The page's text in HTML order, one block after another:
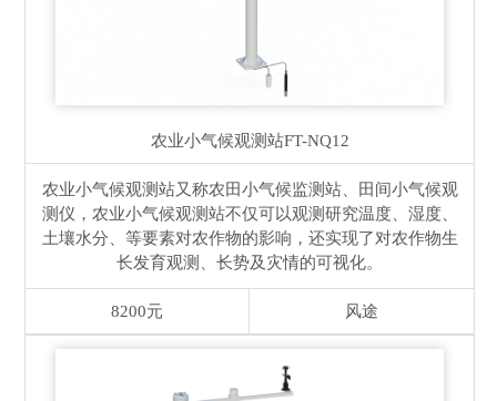
农业小气候观测站FT-NQ12
农业小气候观测站又称农田小气候监测站、田间小气候观
测仪，农业小气候观测站不仅可以观测研究温度、湿度、
土壤水分、等要素对农作物的影响，还实现了对农作物生
长发育观测、长势及灾情的可视化。
8200元 风途